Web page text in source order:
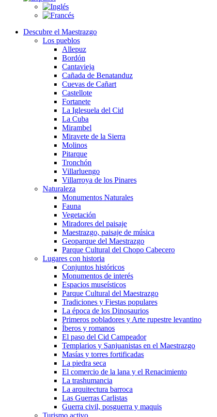
Descubre el Maestrazgo
Los pueblos
Allepuz
Bordón
Cantavieja
Cañada de Benatanduz
Cuevas de Cañart
Castellote
Fortanete
La Iglesuela del Cid
La Cuba
Mirambel
Miravete de la Sierra
Molinos
Pitarque
Tronchón
Villarluengo
Villarroya de los Pinares
Naturaleza
Monumentos Naturales
Fauna
Vegetación
Miradores del paisaje
Maestrazgo, paisaje de música
Geoparque del Maestrazgo
Parque Cultural del Chopo Cabecero
Lugares con historia
Conjuntos históricos
Monumentos de interés
Espacios museísticos
Parque Cultural del Maestrazgo
Tradiciones y Fiestas populares
La época de los Dinosaurios
Primeros pobladores y Arte rupestre levantino
Íberos y romanos
El paso del Cid Campeador
Templarios y Sanjuanistas en el Maestrazgo
Masías y torres fortificadas
La piedra seca
El comercio de la lana y el Renacimiento
La trashumancia
La arquitectura barroca
Las Guerras Carlistas
Guerra civil, posguerra y maquis
Turismo activo